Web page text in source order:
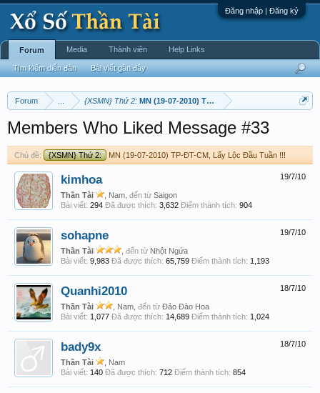
Đăng nhập | Đăng ký
Forum {XSMN} Thứ 2: MN (19-07-2010) TP-ĐT-CM, Lấy Lộc Đầu Tuần
Members Who Liked Message #33
Chủ đề: {XSMN} Thứ 2: MN (19-07-2010) TP-ĐT-CM, Lấy Lộc Đầu Tuần !!!
19/7/10
kimhoa
Thần Tài , Nam, đến từ Saigon
Bài viết: 294 Đã được thích: 3,632 Điểm thành tích: 904
19/7/10
sohapne
Thần Tài đến từ Nhột Ngứa
Bài viết: 9,983 Đã được thích: 65,759 Điểm thành tích: 1,193
18/7/10
Quanhi2010
Thần Tài , Nam, đến từ Đảo Đào Hoa
Bài viết: 1,077 Đã được thích: 14,689 Điểm thành tích: 1,024
18/7/10
bady9x
Thần Tài
, Nam
Bài viết: 140 Đã được thích: 712 Điểm thành tích: 854
Forum
Tìm kiếm diễn đàn Bài viết gần đây
Media Thành viên Help Links